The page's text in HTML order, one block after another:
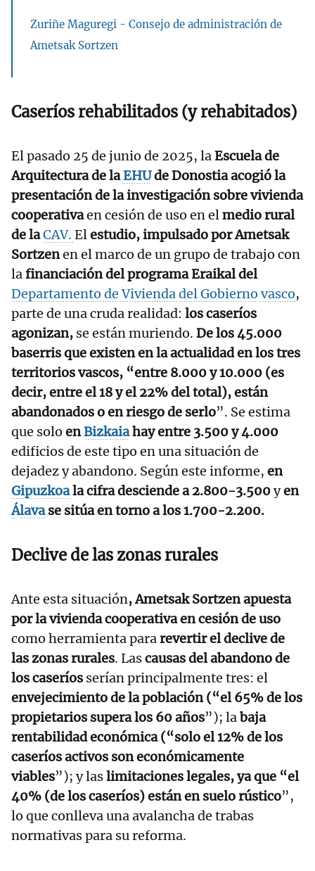
Zuriñe Maguregi - Consejo de administración de
Ametsak Sortzen
Caseríos rehabilitados (y rehabitados)
El pasado 25 de junio de 2025, laEscuela de
Arquitectura de laEHUde Donostia acogió la
presentación de la investigación sobre vivienda
cooperativaen cesión de uso en elmedio rural
de laCAV. Elestudio, impulsado por Ametsak
Sortzenen el marco de un grupo de trabajo con
lafinanciación del programa Eraikal del
Departamento de Vivienda del Gobierno vasco,
parte de una cruda realidad: los caseríos
agonizan, se están muriendo. De los 45.000
baserris que existen en la actualidad en los tres
territorios vascos, “entre 8.000 y 10.000 (es
decir, entre el 18 y el 22% del total), están
abandonados o en riesgo de serlo”. Se estima
que solo enBizkaiahay entre 3.500 y 4.000
edificios de este tipo en una situación de
dejadez y abandono. Según este informe, en
Gipuzkoala cifra desciende a 2.800-3.500yen
Álavase sitúa en torno a los 1.700-2.200.
Declive de las zonas rurales
Ante esta situación, Ametsak Sortzen apuesta
por la vivienda cooperativa en cesión de uso
como herramienta pararevertir el declive de
las zonas rurales. Lascausas del abandono de
los caseríos serían principalmente tres: el
envejecimiento de la población (“el 65% de los
propietarios supera los 60 años”); labaja
rentabilidad económica (“solo el 12% de los
caseríos activos son económicamente
viables”); y laslimitaciones legales, ya que “el
40% (de los caseríos) están en suelo rústico”,
lo que conlleva una avalancha de trabas
normativas para su reforma.